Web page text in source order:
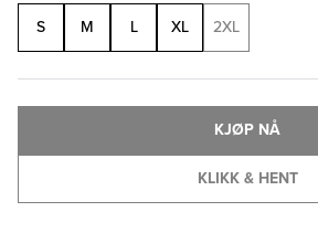
S M L XL 2XL
KLIKK & HENT
KJØP NÅ